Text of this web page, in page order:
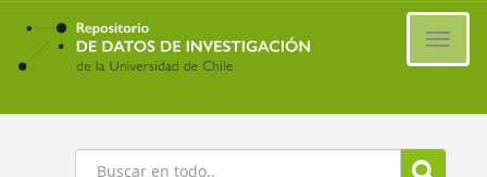
Ir
contenido
principal
Buscar